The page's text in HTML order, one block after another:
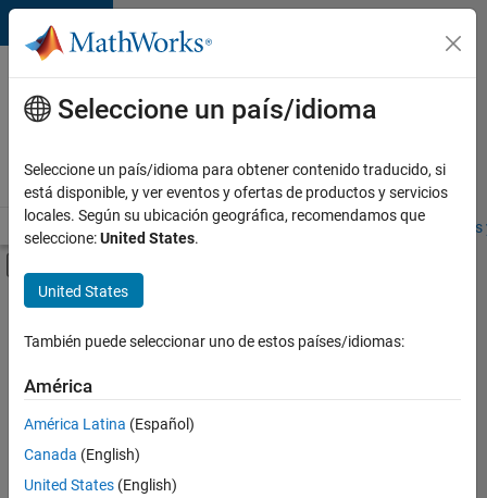
Saltar al contenido
Ofertas
de
empleo
MathWorks
Visión general Búsqueda de empleo Oficinas locales
Contenido principal
FILTRADO POR
Ordenar por
Seleccione un país/idioma
Seleccione un país/idioma para obtener contenido traducido, si
está disponible, y ver eventos y ofertas de productos y servicios
locales. Según su ubicación geográfica, recomendamos que
seleccione:United States.
United States
También puede seleccionar uno de estos países/idiomas:
América
América Latina (Español)
Canada (English)
United States (English)